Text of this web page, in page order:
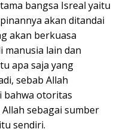
bangsa Isreal yaitu
akan ditandai
akan berkuasa
manusia lain dan
apa saja yang
sebab Allah
bahwa otoritas
sebagai sumber
sendiri.